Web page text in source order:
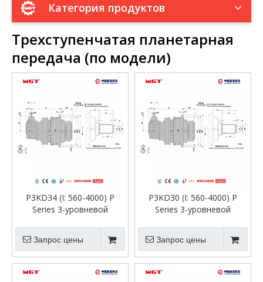
Категория продуктов
Трехступенчатая планетарная
передача (по модели)
P3KD34 (I: 560-4000) P
Series 3-уровневой
Запрос цены
P3KD30 (I: 560-4000) P
Series 3-уровневой
Запрос цены